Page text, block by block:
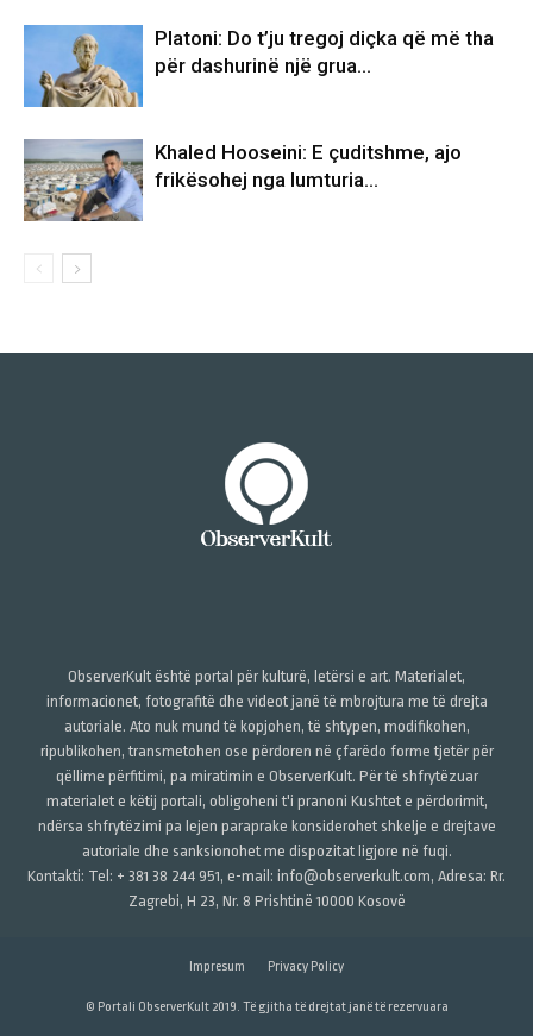
Platoni: Do t’ju tregoj diçka që më tha
për dashurinë një grua…
Khaled Hooseini: E çuditshme, ajo
frikësohej nga lumturia…
ObserverKult është portal për kulturë, letërsi e art. Materialet,
informacionet, fotografitë dhe videot janë të mbrojtura me të drejta
autoriale. Ato nuk mund të kopjohen, të shtypen, modifikohen,
ripublikohen, transmetohen ose përdoren në çfarëdo forme tjetër për
qëllime përfitimi, pa miratimin e ObserverKult. Për të shfrytëzuar
materialet e këtij portali, obligoheni t'i pranoni Kushtet e përdorimit,
ndërsa shfrytëzimi pa lejen paraprake konsiderohet shkelje e drejtave
autoriale dhe sanksionohet me dispozitat ligjore në fuqi.
Kontakti: Tel: + 381 38 244 951, e-mail: info@observerkult.com, Adresa: Rr.
Zagrebi, H 23, Nr. 8 Prishtinë 10000 Kosovë
Impresum Privacy Policy
© Portali ObserverKult 2019. Të gjitha të drejtat janë të rezervuara